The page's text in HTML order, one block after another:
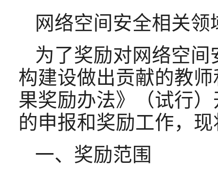
网络空间安全相关
为了奖励对网络空
构建设做出贡献的教
果奖励办法》（试行
的申报和奖励工作，
一、奖励范围